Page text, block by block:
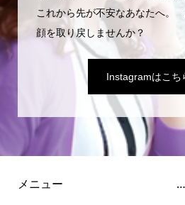
これから先が不安なあなたへ。
顔を取り戻しませんか？
Instagramはこち
メニュー